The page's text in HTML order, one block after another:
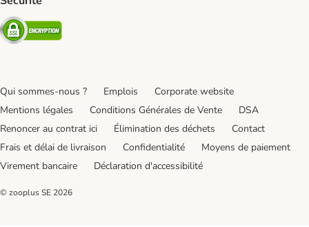
Security
Qui sommes-nous ? Emplois
Corporate website
Mentions légales
Conditions Générales de Vente
DSA
Renoncer au contrat ici
Élimination des déchets
Contact
Frais et délai de livraison
Confidentialité
Moyens de paiement
Virement bancaire
Déclaration d'accessibilité
© zooplus SE 2026